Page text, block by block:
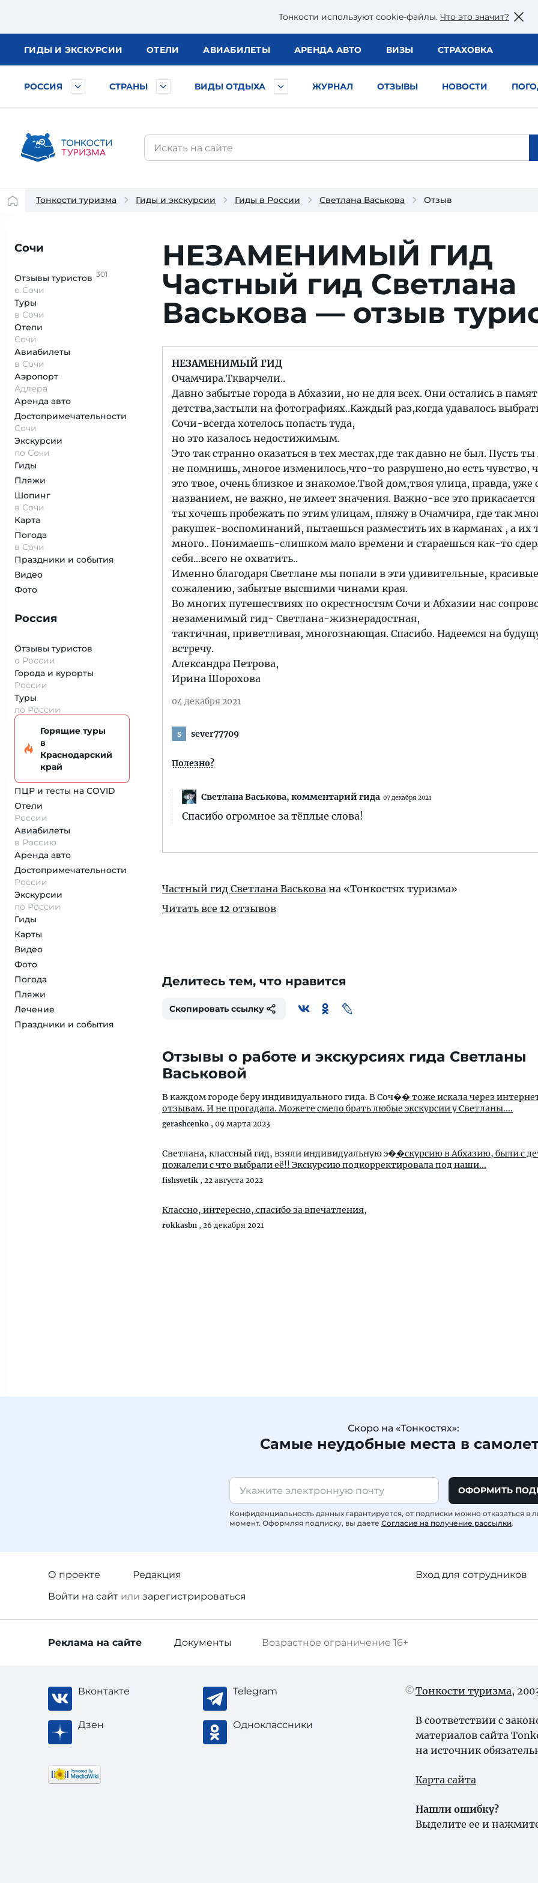
Тонкости используют сookie-файлы. Что это значит?
ГИДЫ И ЭКСКУРСИИ ОТЕЛИ АВИАБИЛЕТЫ АРЕНДА АВТО ВИЗЫ СТРАХОВКА
РОССИЯ СТРАНЫ ВИДЫ ОТДЫХА ЖУРНАЛ ОТЗЫВЫ НОВОСТИ
Тонкости туризма Гиды и экскурсии Гиды в России Светлана Васькова Отзыв
Сочи
Отзывы туристов 301
о Сочи
Туры
в Сочи
Отели
Сочи
Авиабилеты
в Сочи
Аэропорт
Адлера
Аренда авто
Достопримеча­тельности
Сочи
Экскурсии
по Сочи
Гиды
Пляжи
Шопинг
в Сочи
Карта
Погода
в Сочи
Праздники и события
Видео
Фото
Россия
Отзывы туристов
о России
Города и курорты
России
Туры
по России
Горящие туры
в
Краснодарский
край
ПЦР и тесты на COVID
Отели
России
Авиабилеты
в Россию
Аренда авто
Достопримеча­тельности
России
Экскурсии
по России
Гиды
Карты
Видео
Фото
Погода
Пляжи
Лечение
Праздники и события
НЕЗАМЕНИМЫЙ ГИД
Частный гид Светлана
Васькова — отзыв
НЕЗАМЕНИМЫЙ ГИД
Очамчира.Ткварчели..
Давно забытые города в Абхазии, но не для всех. Они остались в
детства,застыли на фотографиях..Каждый раз,когда удавалось
Сочи-всегда хотелось попасть туда,
но это казалось недостижимым.
Это так странно оказаться в тех местах,где так давно не был. Пусть
не помнишь, многое изменилось,что-то разрушено,но есть чувство,
это твое, очень близкое и знакомое.Твой дом,твоя улица, правда, уже
названием, не важно, не имеет значения. Важно-все это прикасается
ты хочешь пробежать по этим улицам, пляжу в Очамчира, где так
ракушек-воспоминаний, пытаешься разместить их в карманах , а их
много.. Понимаешь-слишком мало времени и стараешься как-то
себя...всего не охватить..
Именно благодаря Светлане мы попали в эти удивительные,
сожалению, забытые высшими чинами края.
Во многих путешествиях по окрестностям Сочи и Абхазии нас
незаменимый гид- Светлана-жизнерадостная,
тактичная, приветливая, многознающая. Спасибо. Надеемся на
встречу.
Александра Петрова,
Ирина Шорохова
04 декабря 2021
s sever77709
Полезно?
Светлана Васькова, комментарий гида 07 декабря 2021
Спасибо огромное за тёплые слова!
Частный гид Светлана Васькова на «Тонкостях туризма»
Читать все 12 отзывов
Делитесь тем, что нравится
Скопировать ссылку
Отзывы о работе и экскурсиях гида Светланы
Васьковой
В каждом городе беру индивидуального гида. В Соч�� тоже искала через
отзывам. И не прогадала. Можете смело брать любые экскурсии у Светланы....
gerashcenko , 09 марта 2023
Светлана, классный гид, взяли индивидуальную э��скурсию в Абхазию, были с
пожалели с что выбрали её!! Экскурсию подкорректировала под наши...
fishsvetik , 22 августа 2022
Классно, интересно, спасибо за впечатления,
rokkasbn , 26 декабря 2021
Скоро на «Тонкостях»:
Самые неудобные места в
ОФОРМИТЬ
Конфиденциальность данных гарантируется, от подписки можно отказаться в
момент. Оформляя подписку, вы даете Согласие на получение рассылки.
О проекте
Редакция
Войти на сайт или зарегистрироваться
Вход для сотрудников
Возрастное ограничение 16+
Реклама на сайте Документы
Вконтакте Telegram
Дзен Одноклассники
Тонкости туризма,
В соответствии с
материалов сайта
на источник
Карта сайта
Нашли ошибку?
Выделите ее и